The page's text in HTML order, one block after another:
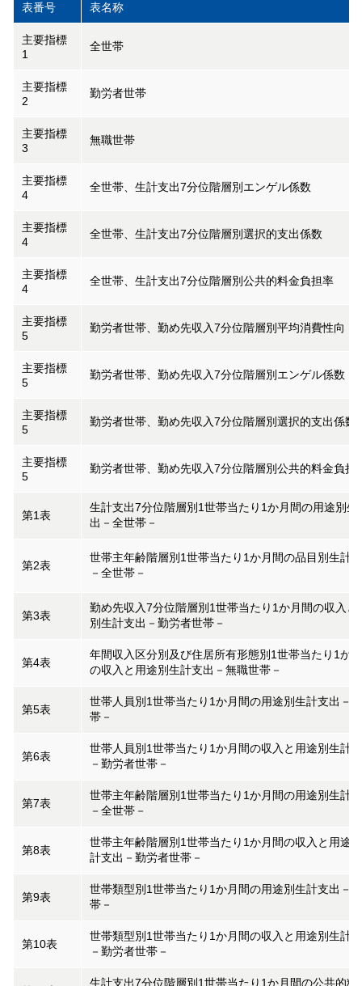
表番号 表名称
主要指標
1
全世帯
主要指標
2
勤労者世帯
主要指標
3
無職世帯
主要指標
4
全世帯、生計支出7分位階層別エンゲル係数
主要指標
4
全世帯、生計支出7分位階層別選択的支出係数
主要指標
4
全世帯、生計支出7分位階層別公共的料金負担率
主要指標
5
勤労者世帯、勤め先収入7分位階層別平均消費性向
主要指標
5
勤労者世帯、勤め先収入7分位階層別エンゲル係数
主要指標
5
勤労者世帯、勤め先収入7分位階層別選択的支出係数
主要指標
5
勤労者世帯、勤め先収入7分位階層別公共的料金負担
第1表
生計支出7分位階層別1世帯当たり1か月間の用途別生
出－全世帯－
第2表
世帯主年齢階層別1世帯当たり1か月間の品目別生計
－全世帯－
第3表
勤め先収入7分位階層別1世帯当たり1か月間の収入と
別生計支出－勤労者世帯－
第4表
年間収入区分別及び住居所有形態別1世帯当たり1か
の収入と用途別生計支出－無職世帯－
第5表
世帯人員別1世帯当たり1か月間の用途別生計支出－
帯－
第6表
世帯人員別1世帯当たり1か月間の収入と用途別生計
－勤労者世帯－
第7表
世帯主年齢階層別1世帯当たり1か月間の用途別生計
－全世帯－
第8表
世帯主年齢階層別1世帯当たり1か月間の収入と用途
計支出－勤労者世帯－
第9表
世帯類型別1世帯当たり1か月間の用途別生計支出－
帯－
第10表
世帯類型別1世帯当たり1か月間の収入と用途別生計
－勤労者世帯－
生計支出7分位階層別1世帯当たり1か月間の公共的料